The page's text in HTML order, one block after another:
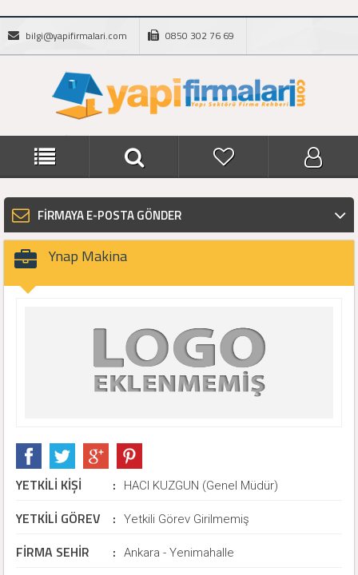
bilgi@yapifirmalari.com 0850 302 76 69
FİRMAYA E-POSTA GÖNDER
Ynap Makina
YETKİLİ KİŞİ : HACI KUZGUN (Genel Müdür)
YETKİLİ GÖREV : Yetkili Görev Girilmemiş
FİRMA SEHİR : Ankara - Yenimahalle